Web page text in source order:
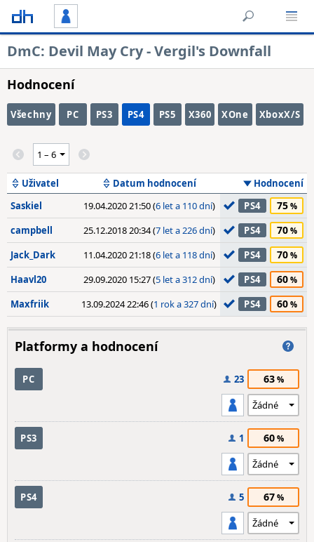
DmC: Devil May Cry - Vergil's Downfall
Hodnocení
Všechny PC PS3 PS4 PS5 X360 XOne XboxX/S
Uživatel Datum hodnocení
Hodnocení
Saskiel
19.04.2020 21:50 (6 let a 110 dní) PS4 75
campbell 25.12.2018 20:34 (7 let a 226 dní) PS4 70
Jack_Dark 11.04.2020 21:18 (6 let a 118 dní) PS4 70
Haavl20 29.09.2020 15:27 (5 let a 312 dní) PS4 60
Maxfriik 13.09.2024 22:46 (1 rok a 327 dní) PS4 60
Platformy a hodnocení
PC 23 63
PS3 1 60
PS4 5 67